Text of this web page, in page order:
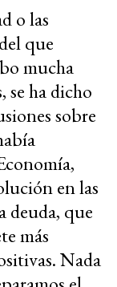
o las
que
mucha
se ha dicho
sobre
en las
deuda, que
más
Nada